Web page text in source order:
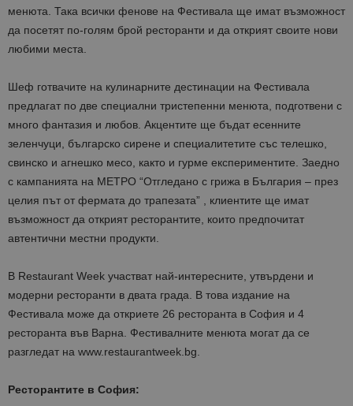
менюта. Така всички фенове на Фестивала ще имат възможност
да посетят по-голям брой ресторанти и да открият своите нови
любими места.
Шеф готвачите на кулинарните дестинации на Фестивала
предлагат по две специални тристепенни менюта, подготвени с
много фантазия и любов. Акцентите ще бъдат есенните
зеленчуци, българско сирене и специалитетите със телешко,
свинско и агнешко месо, както и гурме експериментите. Заедно
с кампанията на МЕТРО “Отгледано с грижа в България – през
целия път от фермата до трапезата” , клиентите ще имат
възможност да открият ресторантите, които предпочитат
автентични местни продукти.
В Restaurant Week участват най-интересните, утвърдени и
модерни ресторанти в двата града. В това издание на
Фестивала може да откриете 26 ресторанта в София и 4
ресторанта във Варна. Фестивалните менюта могат да се
разгледат на www.restaurantweek.bg.
Ресторантите в София: